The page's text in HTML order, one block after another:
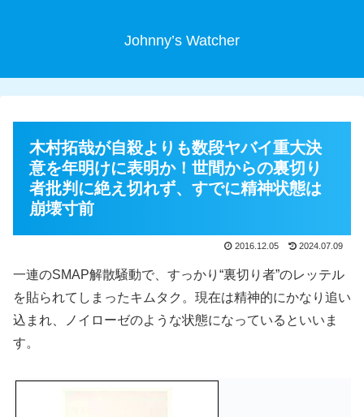
Johnny’s Watcher
木村拓哉が自殺よりも数段ヤバイ重大決
意を年明けに表明か！世間からの裏切り
者批判に絶え切れず、すでに精神状態は
崩壊寸前
2016.12.05 2024.07.09
一連のSMAP解散騒動で、すっかり“裏切り者”のレッテル
を貼られてしまったキムタク。現在は精神的にかなり追い
込まれ、ノイローゼのような状態になっているといいま
す。